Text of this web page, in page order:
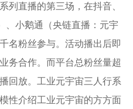
列直播的第三场，在抖音、
小鹅通（央链直播：元宇
名粉丝参与。活动播出后即
务合作。而平台总粉丝量超
回放。工业元宇宙三人行系
性介绍工业元宇宙的方方面